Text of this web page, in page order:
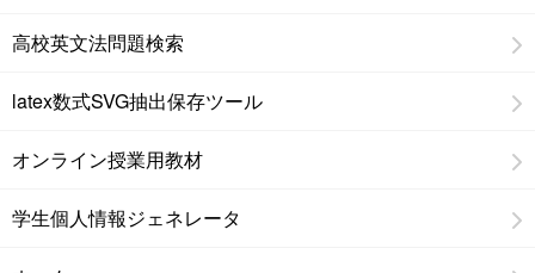
高校英文法問題検索
latex数式SVG抽出保存ツール
オンライン授業用教材
学生個人情報ジェネレータ